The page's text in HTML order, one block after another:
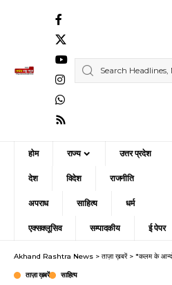
होम राज्य उत्तर प्रदेश
देश विदेश राजनीति
अपराध साहित्य धर्म
एक्सक्लूसिव सम्पादकीय ई पेपर
Akhand Rashtra News > ताज़ा ख़बरें> *कलम के
ताज़ा ख़बरें साहित्य